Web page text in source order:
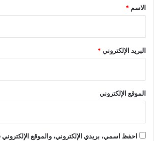
*
الاسم *
البريد الإلكتروني*
الموقع الإلكتروني
احفظ اسمي، بريدي الإلكتروني، والموقع